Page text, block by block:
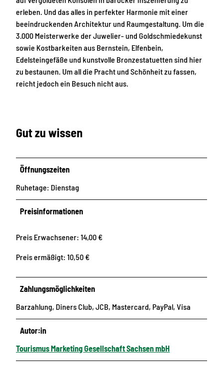
erleben. Und das alles in perfekter Harmonie mit einer
beeindruckenden Architektur und Raumgestaltung. Um die
3.000 Meisterwerke der Juwelier- und Goldschmiedekunst
sowie Kostbarkeiten aus Bernstein, Elfenbein,
Edelsteingefäße und kunstvolle Bronzestatuetten sind hier
zu bestaunen. Um all die Pracht und Schönheit zu fassen,
reicht jedoch ein Besuch nicht aus.
Gut zu wissen
Öffnungszeiten
Ruhetage: Dienstag
Preisinformationen
Preis Erwachsener: 14,00 €
Preis ermäßigt: 10,50 €
Zahlungsmöglichkeiten
Barzahlung, Diners Club, JCB, Mastercard, PayPal, Visa
Autor:in
Tourismus Marketing Gesellschaft Sachsen mbH